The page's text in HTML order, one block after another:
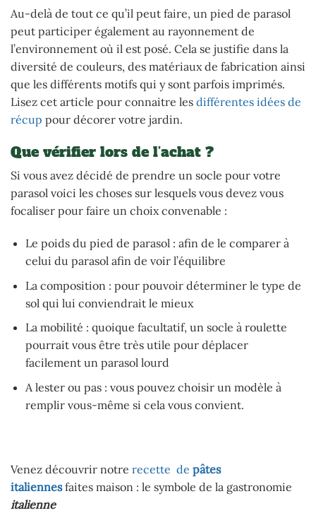
Au-delà de tout ce qu’il peut faire, un pied de parasol
peut participer également au rayonnement de
l’environnement où il est posé. Cela se justifie dans la
diversité de couleurs, des matériaux de fabrication ainsi
que les différents motifs qui y sont parfois imprimés.
Lisez cet article pour connaitre les différentes idées de
récup pour décorer votre jardin.
Que vérifier lors de l’achat ?
Si vous avez décidé de prendre un socle pour votre
parasol voici les choses sur lesquels vous devez vous
focaliser pour faire un choix convenable :
Le poids du pied de parasol : afin de le comparer à
celui du parasol afin de voir l’équilibre
La composition : pour pouvoir déterminer le type de
sol qui lui conviendrait le mieux
La mobilité : quoique facultatif, un socle à roulette
pourrait vous être très utile pour déplacer
facilement un parasol lourd
A lester ou pas : vous pouvez choisir un modèle à
remplir vous-même si cela vous convient.
Venez découvrir notre recette de pâtes
italiennes faites maison : le symbole de la gastronomie
italienne